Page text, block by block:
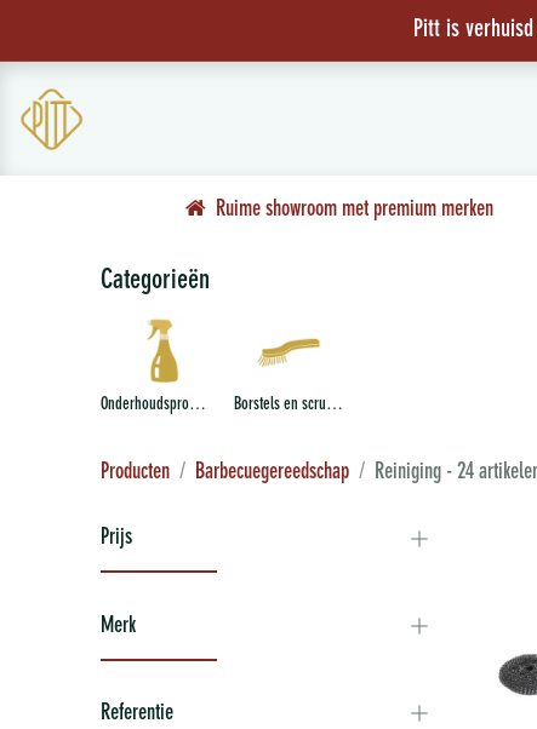
Pitt is
Ruime showroom met premium merken
Categorieën
Onderhoudsproducten Borstels en scrubbers
Producten Barbecuegereedschap Reiniging- 24
Prijs
Merk
Referentie